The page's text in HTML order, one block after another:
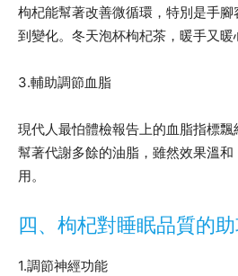
枸杞能幫著改善微循環，特別是手
到變化。冬天泡杯枸杞茶，暖手又暖
3.輔助調節血脂
現代人最怕體檢報告上的血脂指標
幫著代謝多餘的油脂，雖然效果溫
用。
四、枸杞對睡眠品質的
1.調節神經功能